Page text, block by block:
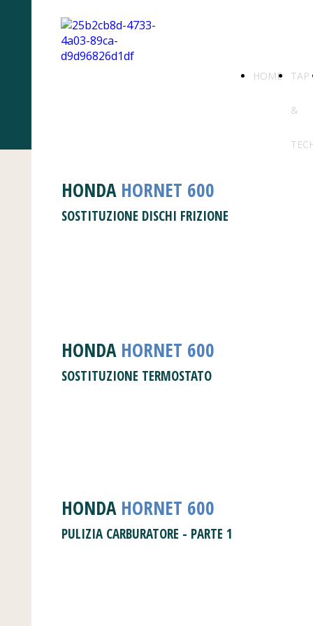
HOME TAP
&
HONDA HORNET 600
SOSTITUZIONE DISCHI FRIZIONE
HONDA HORNET 600
SOSTITUZIONE TERMOSTATO
HONDA HORNET 600
PULIZIA CARBURATORE - PARTE 1